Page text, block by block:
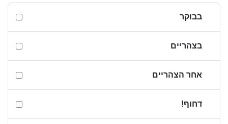
בבוקר
בצהריים
אחר הצהריים
דחוף!